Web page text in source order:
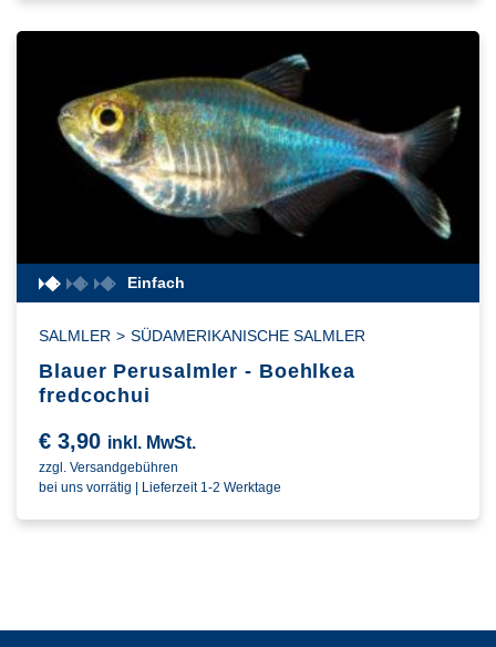
Einfach
SALMLER > SÜDAMERIKANISCHE SALMLER
Blauer Perusalmler - Boehlkea
fredcochui
€ 3,90 inkl. MwSt.
zzgl. Versandgebühren
bei uns vorrätig | Lieferzeit 1-2 Werktage